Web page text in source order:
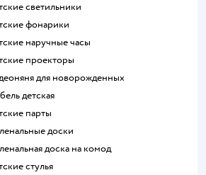
светильники
фонарики
наручные часы
проекторы
для новорожденных
детская
парты
доски
доска на комод
стулья